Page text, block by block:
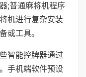
;普通麻将机程序
机进行复杂安装
或工具。
智能控牌器通过
手机端软件预设